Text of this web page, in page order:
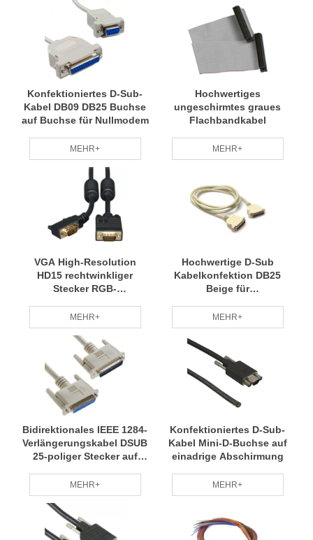
Konfektioniertes D-Sub-
Kabel DB09 DB25 Buchse
auf Buchse für Nullmodem
MEHR+
Hochwertiges
ungeschirmtes graues
Flachbandkabel
MEHR+
VGA High-Resolution
HD15 rechtwinkliger
Stecker RGB-
MEHR+
Hochwertige D-Sub
Kabelkonfektion DB25
Beige für
seriell
MEHR+
Bidirektionales IEEE 1284-
Verlängerungskabel DSUB
25-poliger Stecker auf
MEHR+
Konfektioniertes D-Sub-
Kabel Mini-D-Buchse auf
einadrige Abschirmung
MEHR+